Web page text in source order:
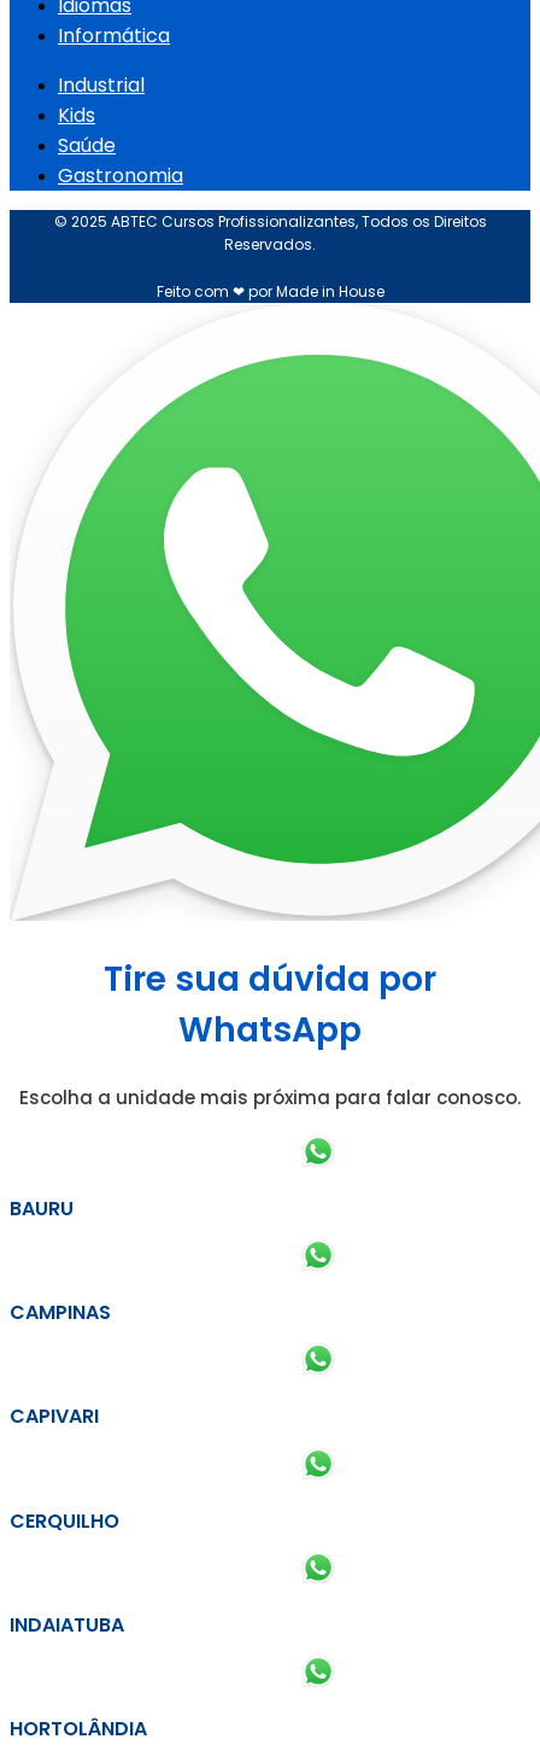
Idiomas
Informática
Industrial
Kids
Saúde
Gastronomia
© 2025 ABTEC Cursos Profissionalizantes, Todos os Direitos
Reservados.
Feito com ❤ por Made in House
Tire sua dúvida por
WhatsApp
Escolha a unidade mais próxima para falar conosco.
BAURU
CAMPINAS
CAPIVARI
CERQUILHO
INDAIATUBA
HORTOLÂNDIA